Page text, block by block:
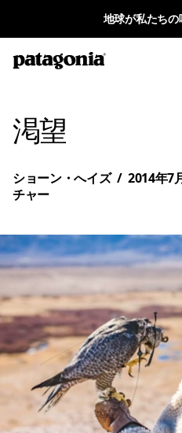
地球が私たち
渇望
ショーン・へイズ / 2014年7
チャー